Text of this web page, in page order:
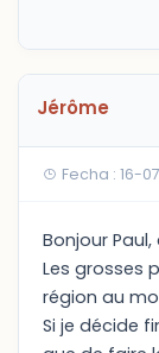
Jérôme
Fecha : 16-
Bonjour
Les grosses
région au
Si je décide